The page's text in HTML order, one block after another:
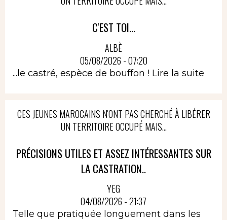
C'EST TOI...
ALBÈ
05/08/2026 - 07:20
...le castré, espèce de bouffon ! Lire la suite
CES JEUNES MAROCAINS N'ONT PAS CHERCHÉ À LIBÉRER
UN TERRITOIRE OCCUPÉ MAIS...
PRÉCISIONS UTILES ET ASSEZ INTÉRESSANTES SUR
LA CASTRATION..
YEG
04/08/2026 - 21:37
Telle que pratiquée longuement dans les